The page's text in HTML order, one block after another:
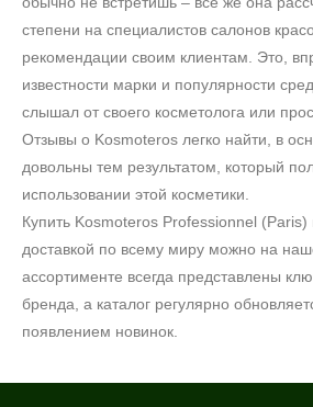
степени на специалистов салонов
рекомендации своим клиентам. Это,
известности марки и популярности
слышал от своего косметолога или
Отзывы о Kosmoteros легко найти, в
довольны тем результатом, который
использовании этой косметики.
Купить Kosmoteros Professionnel (Paris)
доставкой по всему миру можно на
ассортименте всегда представлены
бренда, а каталог регулярно
появлением новинок.